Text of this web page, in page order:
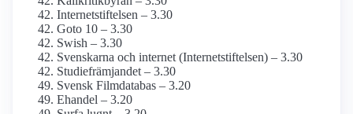
Internet­stiftelsen – 3.30
Goto 10 – 3.30
Swish – 3.30
Svenskarna och internet (Internetstiftelsen) – 3.30
Studiefrämjandet – 3.30
Svensk Film­databas – 3.20
Ehandel – 3.20